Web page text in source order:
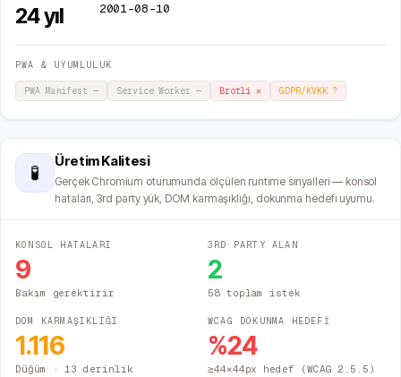
24yıl 2001-08-10
PWA & UYUMLULUK
PWA Manifest— Service Worker — Brotli ✕ GDPR/KVKK?
🧪
Üretim Kalitesi
Gerçek Chromium oturumunda ölçülen runtime sinyalleri — konsol
hataları, 3rd party yük, DOM karmaşıklığı, dokunma hedefi uyumu.
KONSOL HATALARI
9
Bakım gerektirir
3RD PARTY ALAN
2
58 toplam istek
DOM KARMAŞIKLIĞI
1.116
Düğüm · 13 derinlik
WCAG DOKUNMA HEDEFİ
%24
≥44×44px hedef (WCAG 2.5.5)